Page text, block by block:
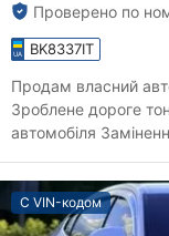
Проверено по
BK8337IT
Продам власний
Зроблене дороге тонування Повністю
автомобіля
С VIN-кодом